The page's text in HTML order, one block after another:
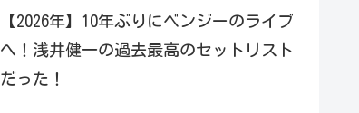
【2026年】10年ぶりにベンジーのライブ
へ！浅井健一の過去最高のセットリスト
だった！